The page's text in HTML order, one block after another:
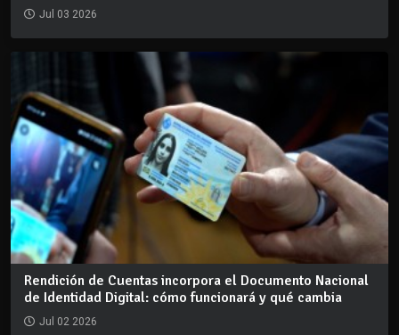
Jul 03 2026
Rendición de Cuentas incorpora el Documento Nacional
de Identidad Digital: cómo funcionará y qué cambia
Jul 02 2026